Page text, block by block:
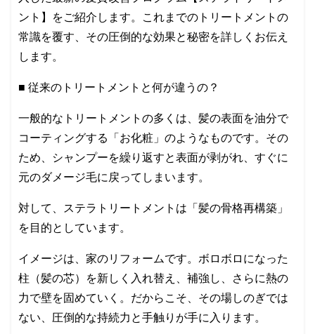
ント】をご紹介します。これまでのトリートメントの
常識を覆す、その圧倒的な効果と秘密を詳しくお伝え
します。
■ 従来のトリートメントと何が違うの？
一般的なトリートメントの多くは、髪の表面を油分で
コーティングする「お化粧」のようなものです。その
ため、シャンプーを繰り返すと表面が剥がれ、すぐに
元のダメージ毛に戻ってしまいます。
対して、ステラトリートメントは「髪の骨格再構築」
を目的としています。
イメージは、家のリフォームです。ボロボロになった
柱（髪の芯）を新しく入れ替え、補強し、さらに熱の
力で壁を固めていく。だからこそ、その場しのぎでは
ない、圧倒的な持続力と手触りが手に入ります。